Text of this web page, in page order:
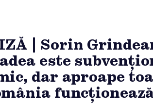
| Sorin
este
dar aproape